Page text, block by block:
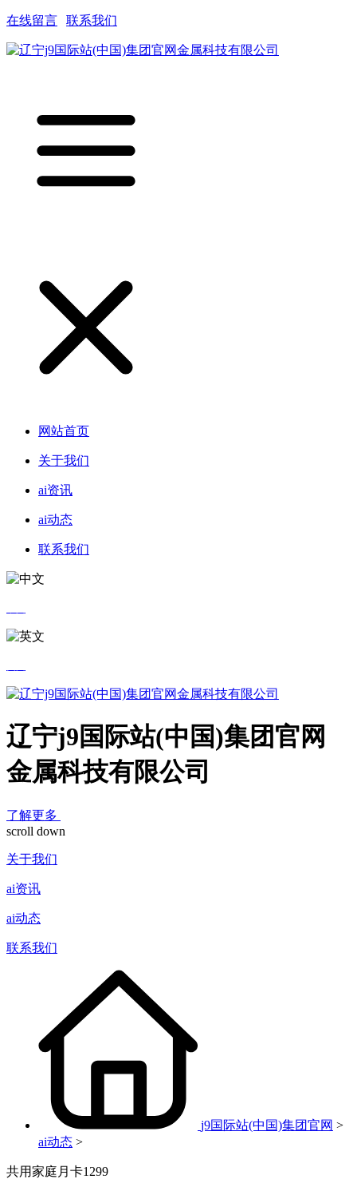
在线留言 联系我们
网站首页
关于我们
ai资讯
ai动态
联系我们
辽宁j9国际站(中国)集团官网
金属科技有限公司
了解更多
scroll down
关于我们
ai资讯
ai动态
联系我们
j9国际站(中国)集团官网 >
ai动态 >
共用家庭月卡1299